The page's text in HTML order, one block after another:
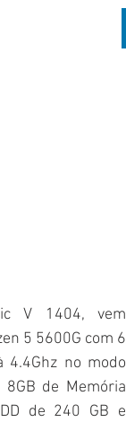
V 1404, vem
5 5600G com 6
4.4Ghz no modo
de Memória
de 240 GB e